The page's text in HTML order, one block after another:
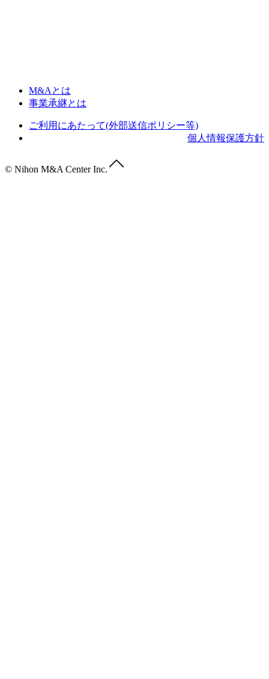
M&Aとは
事業承継とは
ご利用にあたって(外部送信ポリシー等)
個人情報保護方針
© Nihon M&A Center Inc.